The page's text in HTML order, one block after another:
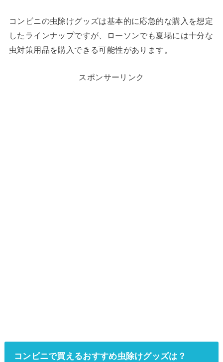
コンビニの虫除けグッズは基本的に応急的な購入を想定
したラインナップですが、ローソンでも夏場には十分な
虫対策用品を購入できる可能性があります。
スポンサーリンク
コンビニで買えるおすすめ虫除けグッズは？